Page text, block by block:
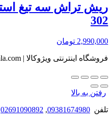
302
2,990,000 تومان
فروشگاه اینترنتی ویژوکالا | www.vizhokala.com
رفتن به بالا
تلفن 09381674980
,
02691090892